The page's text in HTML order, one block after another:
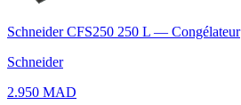
Schneider CFS250 250 L — Congélateur
Schneider
2.950 MAD